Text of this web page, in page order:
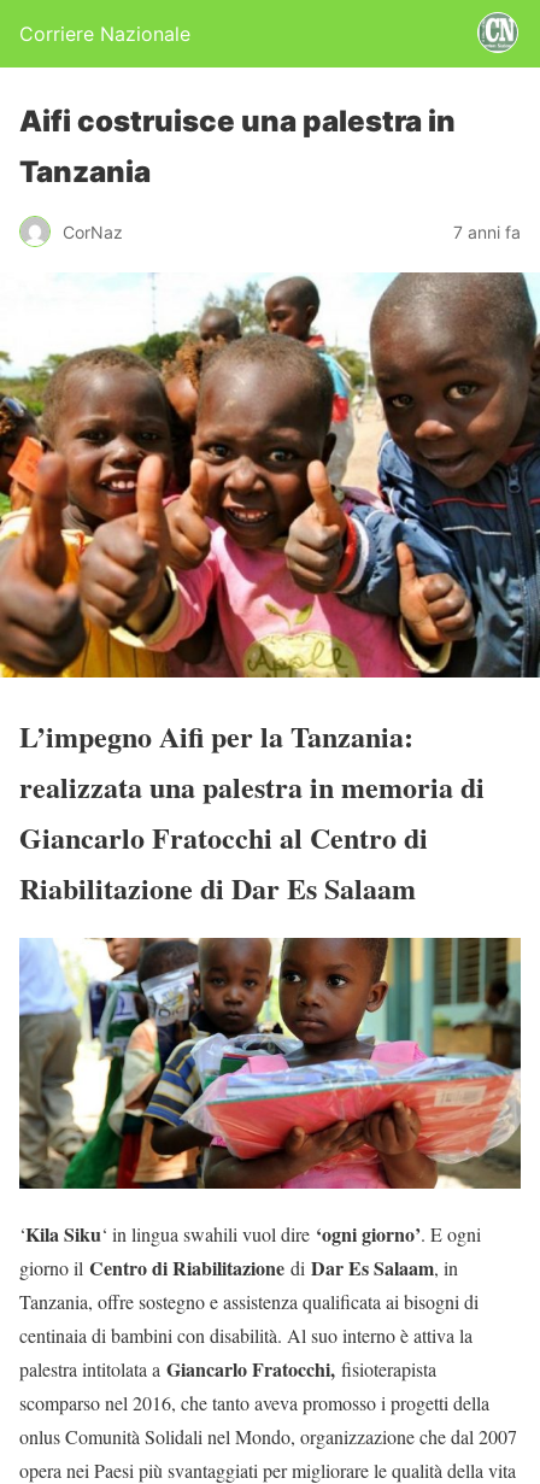
Corriere Nazionale
Aifi costruisce una palestra in
Tanzania
CorNaz 7 anni fa
L’impegno Aifi per la Tanzania:
realizzata una palestra in memoria di
Giancarlo Fratocchi al Centro di
Riabilitazione di Dar Es Salaam
‘Kila Siku‘ in lingua swahili vuol dire ‘ogni giorno’. E ogni
giorno il Centro di Riabilitazione di Dar Es Salaam, in
Tanzania, offre sostegno e assistenza qualificata ai bisogni di
centinaia di bambini con disabilità. Al suo interno è attiva la
palestra intitolata a Giancarlo Fratocchi, fisioterapista
scomparso nel 2016, che tanto aveva promosso i progetti della
onlus Comunità Solidali nel Mondo, organizzazione che dal 2007
opera nei Paesi più svantaggiati per migliorare le qualità della vita